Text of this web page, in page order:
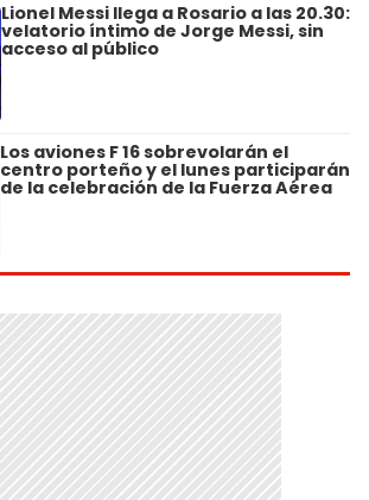
Lionel Messi llega a Rosario a las 20.30:
velatorio íntimo de Jorge Messi, sin
acceso al público
Los aviones F 16 sobrevolarán el
centro porteño y el lunes participarán
de la celebración de la Fuerza Aérea